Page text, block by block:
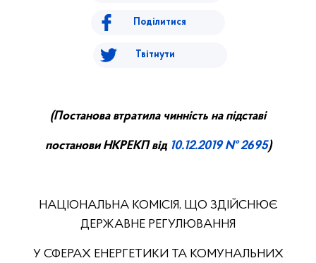
Поділитися
Твітнути
(Постанова втратила чинність на підставі
постанови НКРЕКПвід 10.12.2019 № 2695)
НАЦІОНАЛЬНА КОМІСІЯ, ЩО ЗДІЙСНЮЄ
ДЕРЖАВНЕ РЕГУЛЮВАННЯ
У СФЕРАХ ЕНЕРГЕТИКИ ТА КОМУНАЛЬНИХ